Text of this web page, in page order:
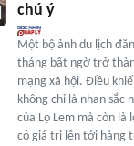
chú ý
Một bộ ảnh du lịch
tháng bất ngờ trở
mạng xã hội. Điều
không chỉ là nhan sắc
của Lọ Lem mà còn là
có giá trị lên tới hàng